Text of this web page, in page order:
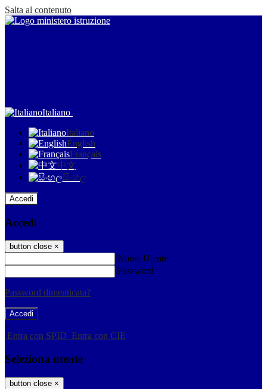
Salta al contenuto
Italiano
Italiano
English
Français
中文
සිංහල
Accedi
Accedi
button close ×
Nome Utente
Password
Password dimenticata?
-
Entra con SPID Entra con CIE
Seleziona utente
button close ×